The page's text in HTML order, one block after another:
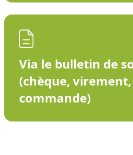
Via le bulletin de
(chèque,
commande)